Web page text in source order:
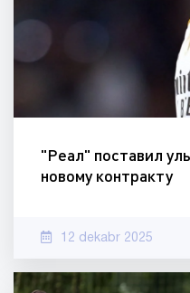
"Реал" поставил
новому контракту
12 dekabr 2025